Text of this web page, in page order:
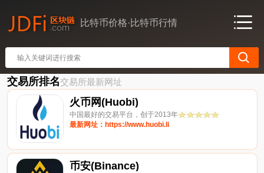
比特币价格·比特币行情
交易所排名交易所最新网址
火币网(Huobi)
中国最好的交易平台，创于2013年
最新网址：https://www.huobi.li
币安(Binance)